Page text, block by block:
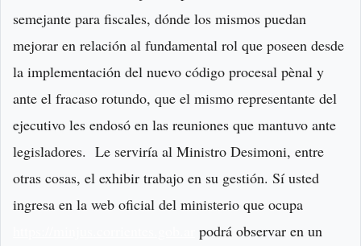
semejante para fiscales, dónde los mismos puedan
mejorar en relación al fundamental rol que poseen desde
la implementación del nuevo código procesal pènal y
ante el fracaso rotundo, que el mismo representante del
ejecutivo les endosó en las reuniones que mantuvo ante
legisladores. Le serviría al Ministro Desimoni, entre
otras cosas, el exhibir trabajo en su gestión. Sí usted
ingresa en la web oficial del ministerio que ocupa
podrá observar en un